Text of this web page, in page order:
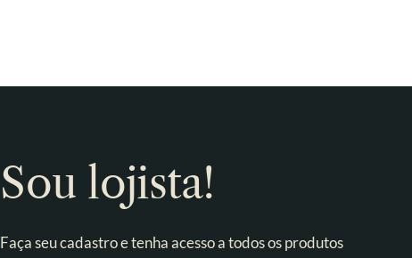
Sou lojista!
Faça seu cadastro e tenha acesso a todos os produtos